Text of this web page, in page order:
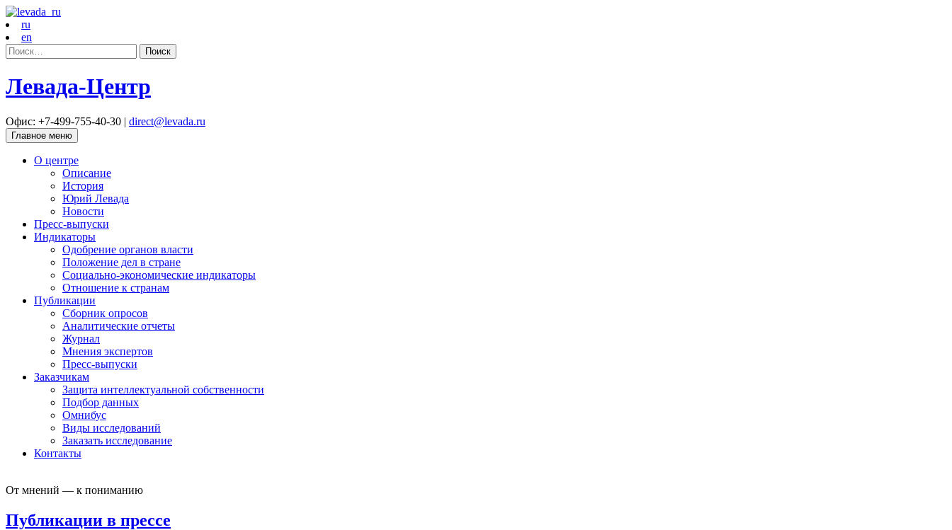
ru
en
Найти:
Левада-Центр
Офис: +7-499-755-40-30 | direct@levada.ru
Главное меню
О центре
Описание
История
Юрий Левада
Новости
Пресс-выпуски
Индикаторы
Одобрение органов власти
Положение дел в стране
Социально-экономические индикаторы
Отношение к странам
Публикации
Сборник опросов
Аналитические отчеты
Журнал
Мнения экспертов
Пресс-выпуски
Заказчикам
Защита интеллектуальной собственности
Подбор данных
Омнибус
Виды исследований
Заказать исследование
Контакты
От мнений — к пониманию
Публикации в прессе